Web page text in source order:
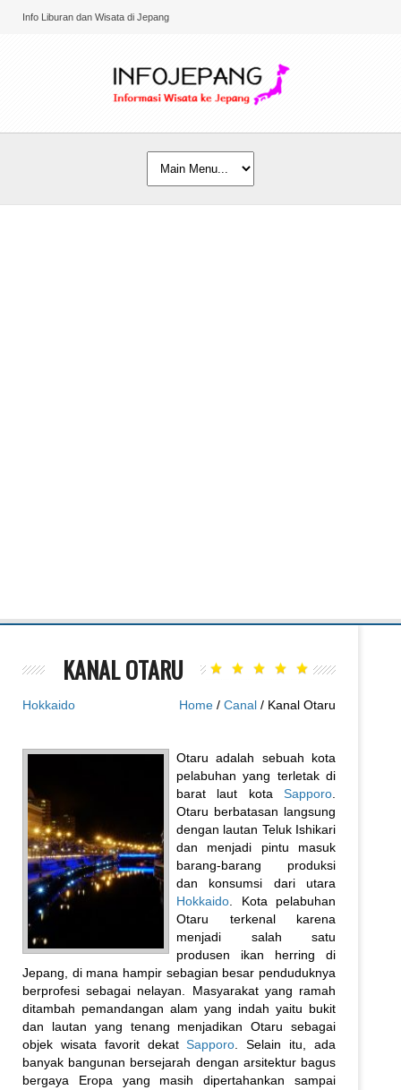
Info Liburan dan Wisata di Jepang
KANAL OTARU
Hokkaido Home / Canal / Kanal Otaru
Otaru adalah sebuah kota
pelabuhan yang terletak di
barat laut kota Sapporo
Otaru berbatasan langsung
dengan lautan Teluk Ishikari
dan menjadi pintu masuk
barang-barang produksi
dan konsumsi dari utara
Hokkaido . Kota pelabuhan
Otaru terkenal karena
menjadi salah satu
produsen ikan herring di
Jepang, di mana hampir sebagian besar penduduknya
berprofesi sebagai nelayan. Masyarakat yang ramah
ditambah pemandangan alam yang indah yaitu bukit
dan lautan yang tenang menjadikan Otaru sebagai
objek wisata favorit dekatSapporo . Selain itu, ada
banyak bangunan bersejarah dengan arsitektur bagus
bergaya Eropa yang masih dipertahankan sampai